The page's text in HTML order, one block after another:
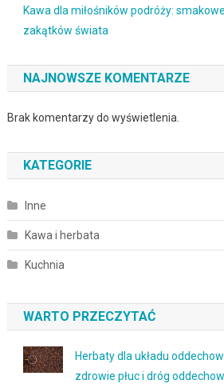
Kawa dla miłośników podróży:
zakątków świata
NAJNOWSZE KOMENTARZE
Brak komentarzy do wyświetlenia.
KATEGORIE
Inne
Kawa i herbata
Kuchnia
WARTO PRZECZYTAĆ
Herbaty dla układu
zdrowie płuc i dróg